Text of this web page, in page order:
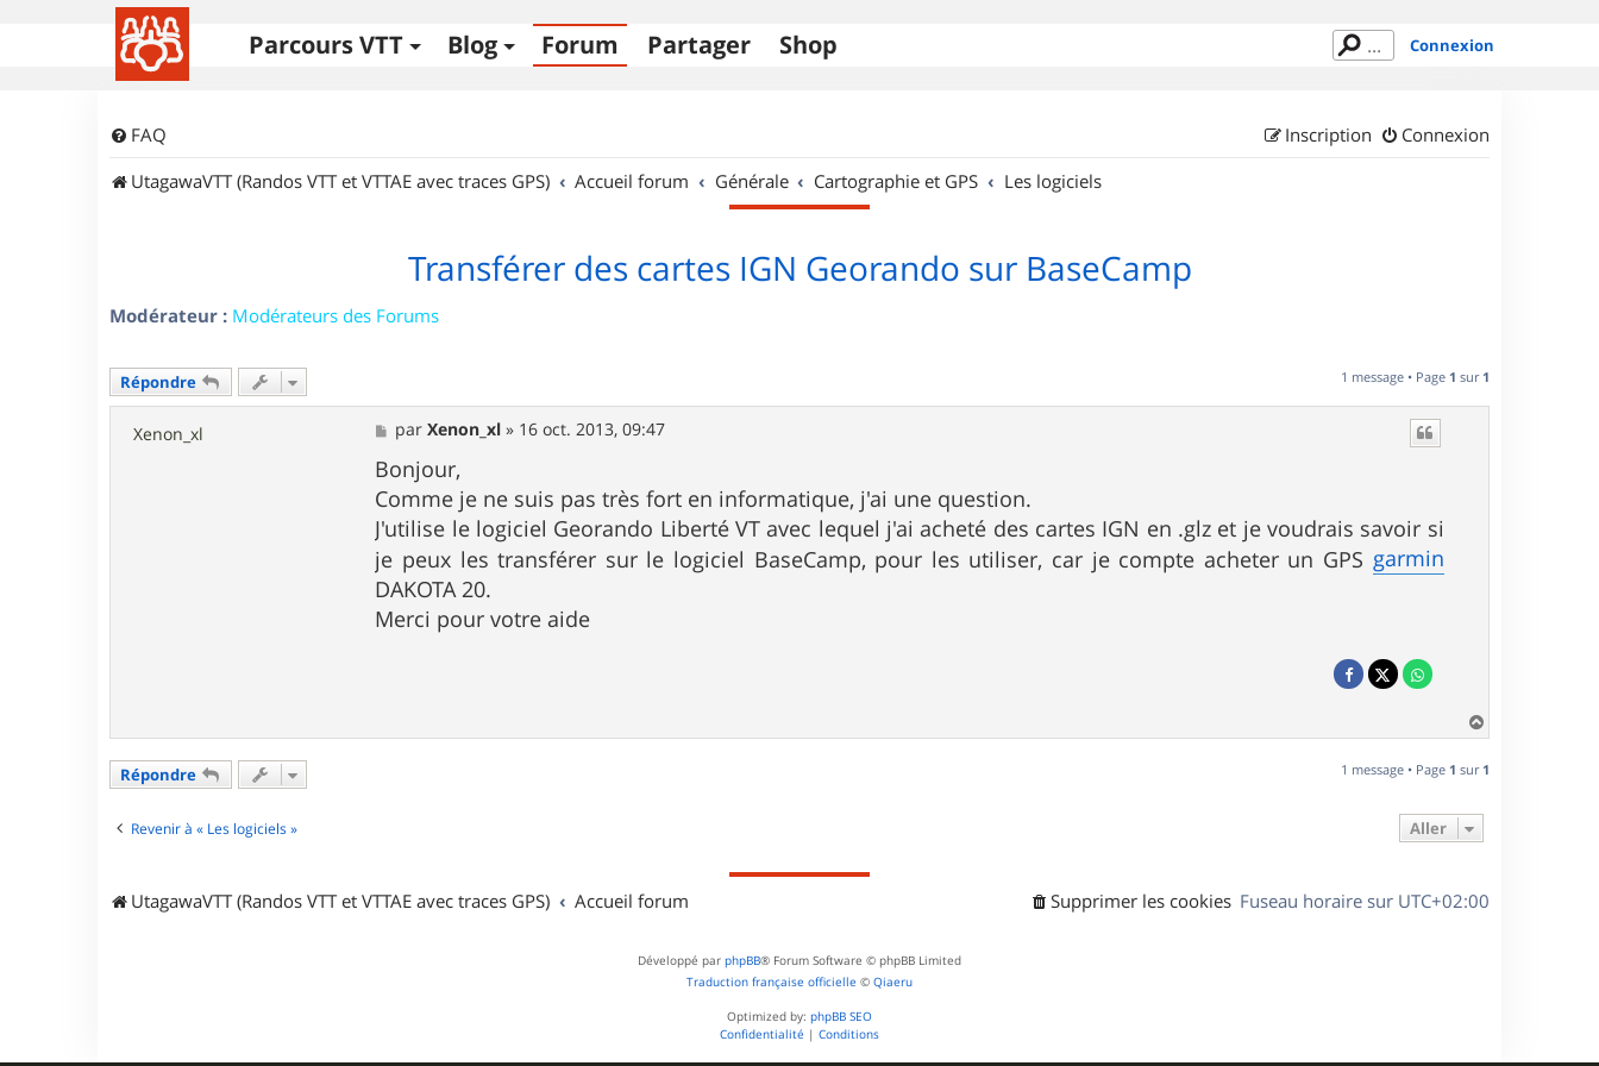
Parcours VTT Blog Forum Partager Shop Connexion
FAQ Connexion
Inscription
UtagawaVTT (Randos VTT et VTTAE avec traces GPS)
Accueil forum Générale Cartographie et GPS Les logiciels
Transférer des cartes IGN Georando sur BaseCamp
Modérateur : Modérateurs des Forums
Répondre 1 message • Page 1 sur 1
Xenon_xl
M
e
s
s
a
g
e
parXenon_xl » 16 oct. 2013, 09:47
Bonjour,
Comme je ne suis pas très fort en informatique, j'ai une question.
J'utilise le logiciel Georando Liberté VT avec lequel j'ai acheté des cartes IGN en .glz et je voudrais savoir si
je peux les transférer sur le logiciel BaseCamp, pour les utiliser, car je compte acheter un GPS garmin
DAKOTA 20.
Merci pour votre aide
a
t
Répondre 1 message • Page 1 sur 1
Revenir à « Les logiciels » Aller
UtagawaVTT (Randos VTT et VTTAE avec traces GPS) Accueil forum Fuseau horaire sur UTC+02:00
Supprimer les cookies
Développé par phpBB® Forum Software © phpBB Limited
Traduction française officielle © Qiaeru
Optimized by: phpBB SEO
Confidentialité | Conditions